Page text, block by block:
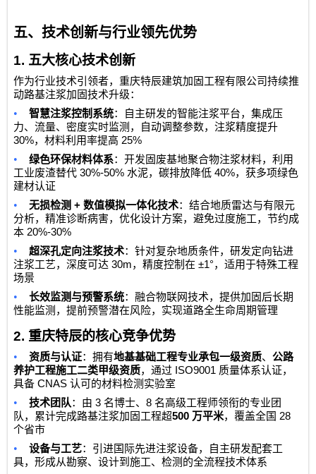
五、技术创新与行业领先优势
1. 五大核心技术创新
作为行业技术引领者，重庆特辰建筑加固工程有限公司持续推
动路基注浆加固技术升级：
• 智慧注浆控制系统：自主研发的智能注浆平台，集成压
力、流量、密度实时监测，自动调整参数，注浆精度提升
30%，材料利用率提高 25%
•
绿色环保材料体系：开发固废基地聚合物注浆材料，利用
工业废渣替代 30%-50%水泥，碳排放降低 40%，获多项绿色
建材认证
• 无损检测 +数值模拟一体化技术：结合地质雷达与有限元
分析，精准诊断病害，优化设计方案，避免过度施工，节约成
本 20%-30%
•
超深孔定向注浆技术：针对复杂地质条件，研发定向钻进
注浆工艺，深度可达 30m，精度控制在 ±1°，适用于特殊工程
场景
• 长效监测与预警系统：融合物联网技术，提供加固后长期
性能监测，提前预警潜在风险，实现道路全生命周期管理
2. 重庆特辰的核心竞争优势
• 资质与认证：拥有地基基础工程专业承包一级资质、公路
养护工程施工二类甲级资质，通过 ISO9001 质量体系认证，
具备 CNAS认可的材料检测实验室
• 技术团队：由 3名博士、8名高级工程师领衔的专业团
队，累计完成路基注浆加固工程超500 万平米，覆盖全国 28
个省市
• 设备与工艺：引进国际先进注浆设备，自主研发配套工
具，形成从勘察、设计到施工、检测的全流程技术体系